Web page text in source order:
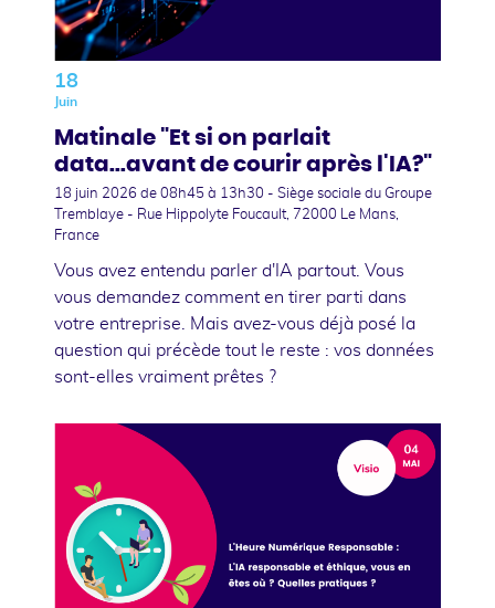
18
Juin
Matinale "Et si on parlait
data...avant de courir après l'IA?"
18 juin 2026 de 08h45 à 13h30 - Siège sociale du Groupe
Tremblaye - Rue Hippolyte Foucault, 72000 Le Mans,
France
Vous avez entendu parler d'IA partout. Vous
vous demandez comment en tirer parti dans
votre entreprise. Mais avez-vous déjà posé la
question qui précède tout le reste : vos données
sont-elles vraiment prêtes ?